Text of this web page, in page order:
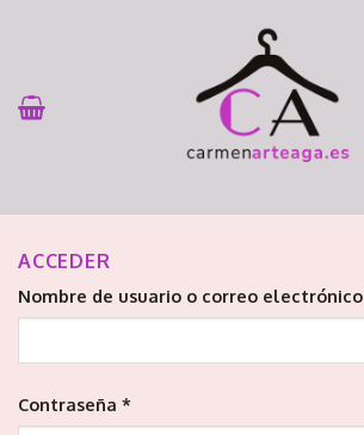
ACCEDER
Nombre de usuario o correo electrónico
Contraseña *